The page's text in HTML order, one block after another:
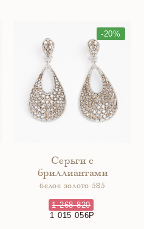
-20%
Серьги с
бриллиантами
белое золото 585
1 268 820
1 015 056